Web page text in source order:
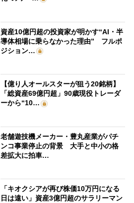
資産10億円超の投資家が明かす“AI・半
導体相場に乗らなかった理由” フルポ
ジション…
【億り人オールスターが狙う20銘柄】
「総資産69億円超」90歳現役トレーダ
ーから“10…
老舗遊技機メーカー・豊丸産業がパチ
ンコ事業停止の背景 大手と中小の格
差拡大に拍車…
「キオクシアが再び株価10万円になる
日は遠い」資産3億円超のサラリーマン